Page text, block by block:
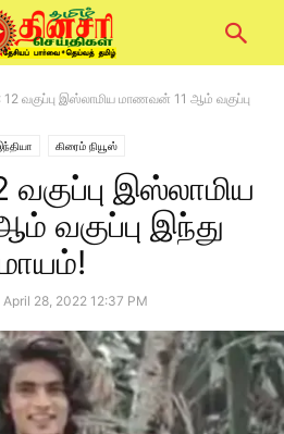
12 வகுப்பு இஸ்லாமிய மாணவன் 11 ஆம் வகுப்பு
கிரைம் நியூஸ்
இஸ்லாமிய
வகுப்பு இந்து
April 28, 2022 12:37 PM